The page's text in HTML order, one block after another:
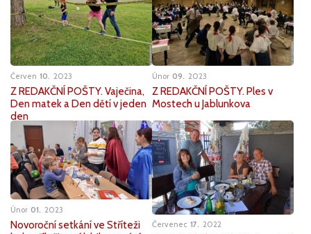
Červen 10 2023
Z REDAKČNÍ POŠTY. Vaječina,
Den matek a Den dětí v jeden
den
Únor 09 2023
Z REDAKČNÍ POŠTY. Ples v
Mostech u Jablunkova
Únor 01 2023
Novoroční setkání ve Stříteži
Červenec 17 2022